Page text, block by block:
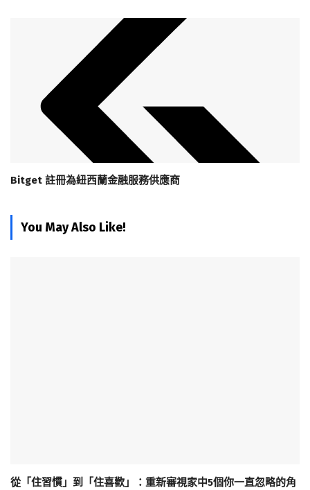
Bitget 註冊為紐西蘭金融服務供應商
You May Also Like!
從「住習慣」到「住喜歡」：重新審視家中5個你一直忽略的角